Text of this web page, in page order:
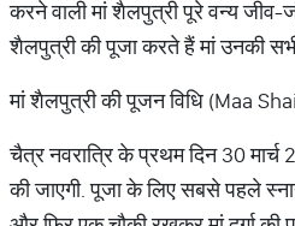
करने वाली मां शैलपुत्री पूरे वन्य
शैलपुत्री की पूजा करते हैं मां उनकी
मां शैलपुत्री की पूजन विधि (Maa
चैत्र नवरात्रि के प्रथम दिन 30
की जाएगी. पूजा के लिए सबसे पहले